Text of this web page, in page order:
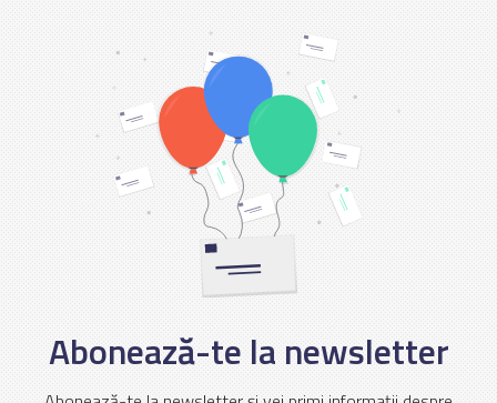
Abonează-te la newsletter